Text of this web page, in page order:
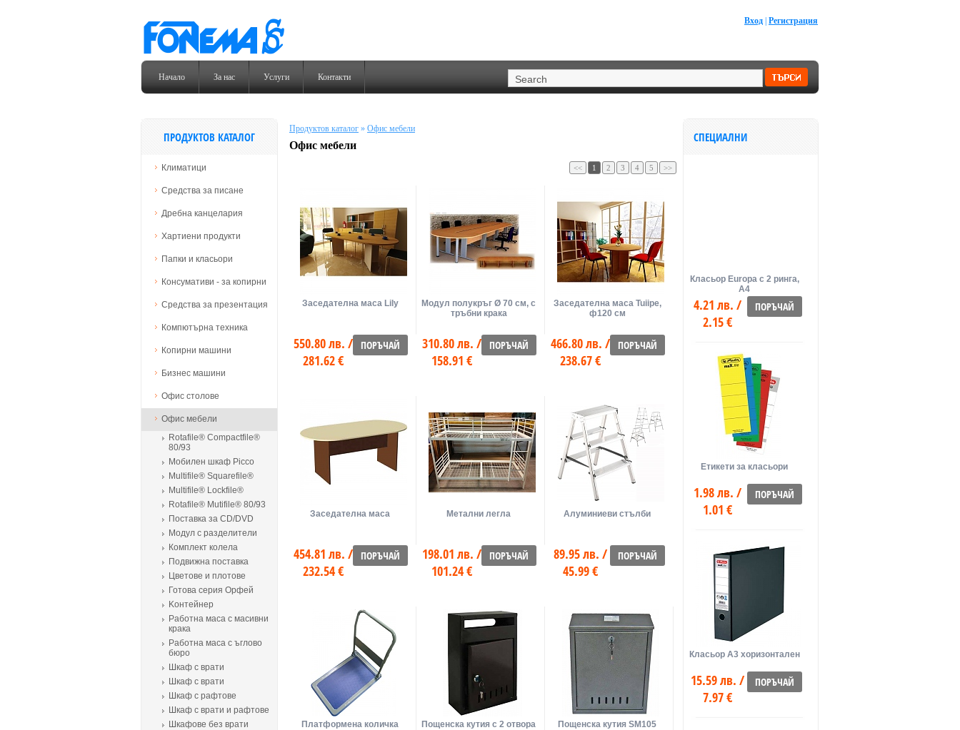
Вход Регистрация
Начало За нас Услуги Контакти
ПРОДУКТОВ КАТАЛОГ
Климатици
Средства за писане
Дребна канцелария
Хартиени продукти
Папки и класьори
Консумативи - за копирни
Средства за презентация
Компютърна техника
Копирни машини
Бизнес машини
Офис столове
Офис мебели
Rotafile® Compactfile®
80/93
Мобилен шкаф Picco
Multifile® Squarefile®
Multifile® Lockfile®
Rotafile® Mutifile® 80/93
Поставка за CD/DVD
Модул с разделители
Комплект колела
Подвижна поставка
Цветове и плотове
Готова серия Орфей
Kонтейнер
Работна маса с масивни
крака
Работна маса с ъглово
бюро
Шкаф с врати
Шкаф с врати
Шкаф с рафтове
Шкаф с врати и рафтове
Шкафове без врати
Продуктов каталог » Офис мебели
Офис мебели
<< 1 2 3 4 5 >>
ПОРЪЧАЙ
550.80 лв. /
281.62 €
Заседателна маса Lily
ПОРЪЧАЙ
310.80 лв. /
158.91 €
Модул полукръг Ø 70 см, с
тръбни крака
ПОРЪЧАЙ
466.80 лв. /
238.67 €
Заседателна маса Tuiipe,
ф120 см
ПОРЪЧАЙ
454.81 лв. /
232.54 €
Заседателна маса
ПОРЪЧАЙ
198.01 лв. /
101.24 €
Метални легла
ПОРЪЧАЙ
89.95 лв. /
45.99 €
Алуминиеви стълби
Платформена количка Пощенска кутия с 2 отвора Пощенска кутия SM105
СПЕЦИАЛНИ
ПОРЪЧАЙ
4.21 лв. /
2.15 €
Класьор Europa с 2 ринга,
А4
ПОРЪЧАЙ
1.98 лв. /
1.01 €
Етикети за класьори
ПОРЪЧАЙ
15.59 лв. /
7.97 €
Класьор А3 хоризонтален